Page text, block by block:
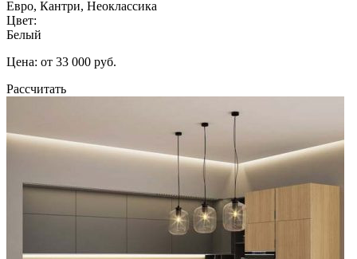
Евро, Кантри, Неоклассика
Цвет:
Белый
Цена: от 33 000 руб.
Рассчитать